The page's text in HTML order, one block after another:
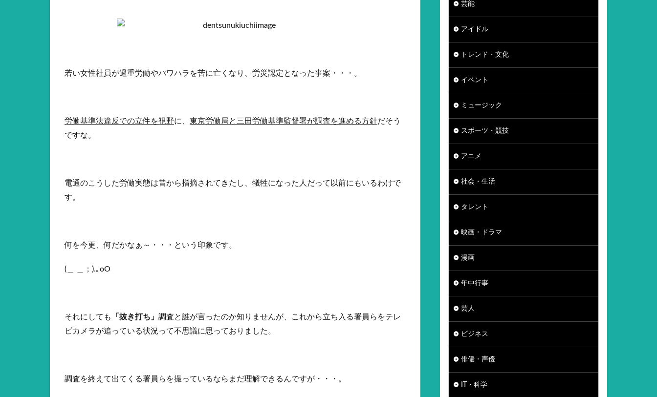
若い女性社員が過重労働やパワハラを苦に亡くなり、労災認定となった事案・・・。
労働基準法違反での立件を視野に、 東京労働局と三田労働基準監督署が調査を進める方針だそう
ですな。
電通のこうした労働実態は昔から指摘されてきたし、犠牲になった人だって以前にもいるわけで
す。
何を今更、何だかなぁ～・・・という印象です。
(＿ ＿；).｡oO
それにしても 「抜き打ち」 調査と誰が言ったのか知りませんが、これから立ち入る署員らをテレ
ビカメラが追っている状況って不思議に思っておりました。
調査を終えて出てくる署員らを撮っているならまだ理解できるんですが・・・。
芸能
アイドル
トレンド・文化
イベント
ミュージック
スポーツ・競技
アニメ
社会・生活
タレント
映画・ドラマ
漫画
年中行事
芸人
ビジネス
俳優・声優
IT・科学